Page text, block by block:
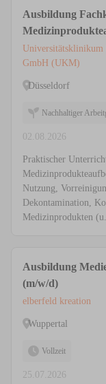
Ausbildung
Universitätsklinikum
GmbH (UKM)
Düsseldorf
Nachhaltiger
02.08.2026
Praktischer
Nutzung,
Dekontamination,
Medizinprodukten
Ausbildung
(m/w/d)
elberfeld kreation
Wuppertal
Vollzeit
25.07.2026